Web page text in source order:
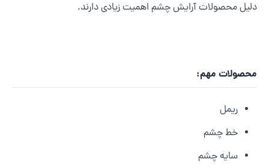
محصولات آرایش چشم اهمیت زیادی دارند.
مهم:
ریمل
خط چشم
سایه چشم